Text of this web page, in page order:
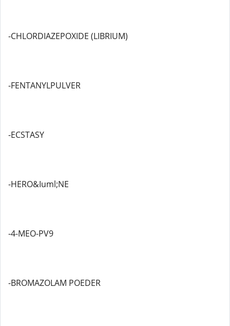
-CHLORDIAZEPOXIDE (LIBRIUM)
-FENTANYLPULVER
-ECSTASY
-HERO&Iuml;NE
-4-MEO-PV9
-BROMAZOLAM POEDER